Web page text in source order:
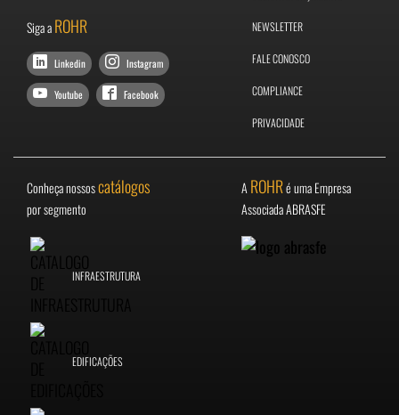
Siga aROHR
Linkedin Instagram
Youtube Facebook
NEWSLETTER
FALE CONOSCO
COMPLIANCE
PRIVACIDADE
Conheça nossoscatálogos
por segmento
INFRAESTRUTURA
EDIFICAÇÕES
A ROHRé uma Empresa
Associada ABRASFE